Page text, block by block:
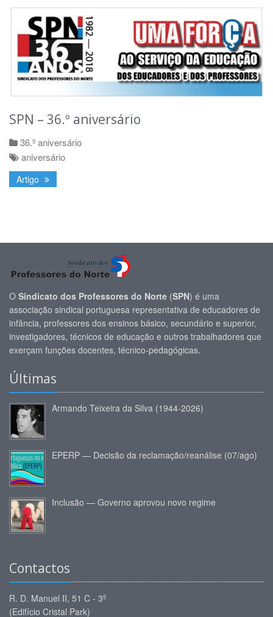
SPN – 36.º aniversário
36.º aniversário
aniversário
Artigo
O Sindicato dos Professores do Norte (SPN) é uma
associação sindical portuguesa representativa de educadores de
infância, professores dos ensinos básico, secundário e superior,
investigadores, técnicos de educação e outros trabalhadores que
exerçam funções docentes, técnico-pedagógicas.
Últimas
Armando Teixeira da Silva (1944-2026)
EPERP — Decisão da reclamação/reanálise (07/ago)
Inclusão — Governo aprovou novo regime
Contactos
R. D. Manuel II, 51 C - 3º
(Edifício Cristal Park)